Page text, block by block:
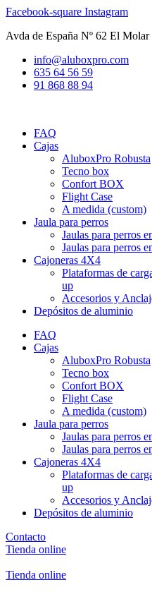
Ir
contenido
Facebook-square Instagram
Avda de España Nº 62 El
info@aluboxpro.com
635 64 56 59
91 868 88 94
FAQ
Cajas
AluboxPro Robusta
Tecno box
Confort BOX
Flight Case
A medida (custom)
Jaula para perros
Jaulas para perros
Jaulas para perros
Cajoneras 4X4
Plataformas de
up
Accesorios y
Depósitos de aluminio
FAQ
Cajas
AluboxPro Robusta
Tecno box
Confort BOX
Flight Case
A medida (custom)
Jaula para perros
Jaulas para perros
Jaulas para perros
Cajoneras 4X4
Plataformas de
up
Accesorios y
Depósitos de aluminio
Contacto
Tienda online
Tienda online